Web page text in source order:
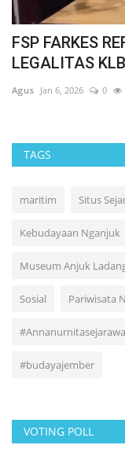
FSP FARKES
LEGALITAS
Agus Jan 6, 2026 0
TAGS
maritim Situs
Kebudayaan Nganjuk
Museum Anjuk
Sosial Pariwisata
#budayajember
VOTING POLL